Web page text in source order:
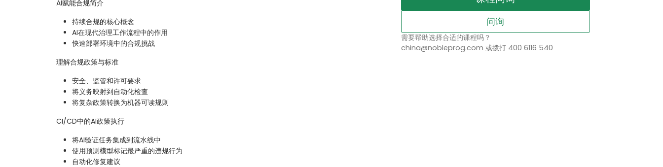
AI赋能合规简介
持续合规的核心概念
AI在现代治理工作流程中的作用
快速部署环境中的合规挑战
理解合规政策与标准
安全、监管和许可要求
将义务映射到自动化检查
将复杂政策转换为机器可读规则
CI/CD中的AI政策执行
将AI验证任务集成到流水线中
使用预测模型标记最严重的违规行为
自动化修复建议
问询
需要帮助选择合适的课程吗？
china@nobleprog.com 或拨打 400 6116 540